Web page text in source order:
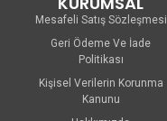
Mesafeli Satış Sözleşmesi
Geri Ödeme Ve İade
Politikası
Kişisel Verilerin Korunma
Kanunu